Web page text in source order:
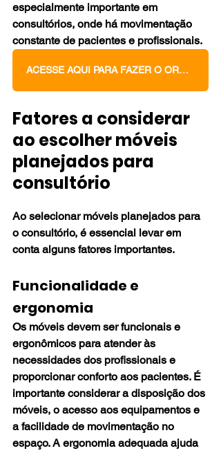
especialmente importante em
consultórios, onde há movimentação
constante de pacientes e profissionais.
ACESSE AQUI PARA FAZER O ORÇAMENTO DOS SEUS MÓVEIS PLANEJADOS
Fatores a considerar
ao escolher móveis
planejados para
consultório
Ao selecionar móveis planejados para
o consultório, é essencial levar em
conta alguns fatores importantes.
Funcionalidade e
ergonomia
Os móveis devem ser funcionais e
ergonômicos para atender às
necessidades dos profissionais e
proporcionar conforto aos pacientes. É
importante considerar a disposição dos
móveis, o acesso aos equipamentos e
a facilidade de movimentação no
espaço. A ergonomia adequada ajuda